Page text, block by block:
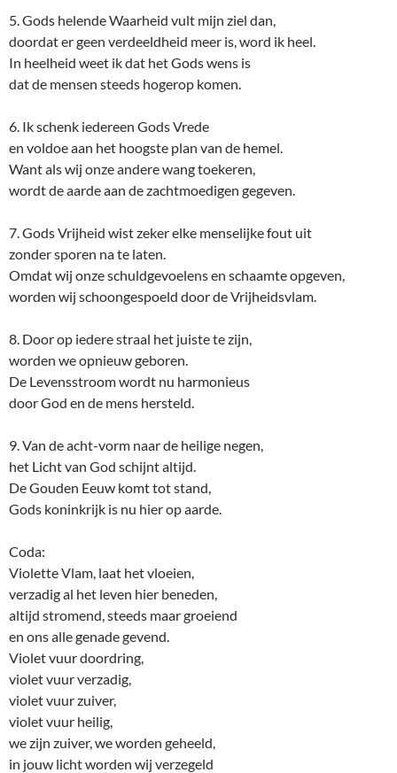
5. Gods helende Waarheid vult mijn ziel dan,
doordat er geen verdeeldheid meer is, word ik heel.
In heelheid weet ik dat het Gods wens is
dat de mensen steeds hogerop komen.
6. Ik schenk iedereen Gods Vrede
en voldoe aan het hoogste plan van de hemel.
Want als wij onze andere wang toekeren,
wordt de aarde aan de zachtmoedigen gegeven.
7. Gods Vrijheid wist zeker elke menselijke fout uit
zonder sporen na te laten.
Omdat wij onze schuldgevoelens en schaamte opgeven,
worden wij schoongespoeld door de Vrijheidsvlam.
8. Door op iedere straal het juiste te zijn,
worden we opnieuw geboren.
De Levensstroom wordt nu harmonieus
door God en de mens hersteld.
9. Van de acht-vorm naar de heilige negen,
het Licht van God schijnt altijd.
De Gouden Eeuw komt tot stand,
Gods koninkrijk is nu hier op aarde.
Coda:
Violette Vlam, laat het vloeien,
verzadig al het leven hier beneden,
altijd stromend, steeds maar groeiend
en ons alle genade gevend.
Violet vuur doordring,
violet vuur verzadig,
violet vuur zuiver,
violet vuur heilig,
we zijn zuiver, we worden geheeld,
in jouw licht worden wij verzegeld